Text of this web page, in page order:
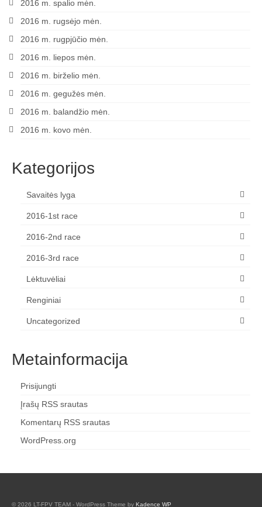
2016 m. spalio mėn.
2016 m. rugsėjo mėn.
2016 m. rugpjūčio mėn.
2016 m. liepos mėn.
2016 m. birželio mėn.
2016 m. gegužės mėn.
2016 m. balandžio mėn.
2016 m. kovo mėn.
Kategorijos
Savaitės lyga
2016-1st race
2016-2nd race
2016-3rd race
Lėktuvėliai
Renginiai
Uncategorized
Metainformacija
Prisijungti
Įrašų RSS srautas
Komentarų RSS srautas
WordPress.org
© 2026 LT-FPV TEAM - WordPress Theme by Kadence WP